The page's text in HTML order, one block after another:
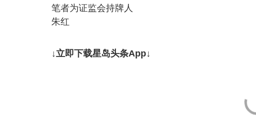
笔者为证监会持牌人
朱红
↓立即下载星岛头条App↓